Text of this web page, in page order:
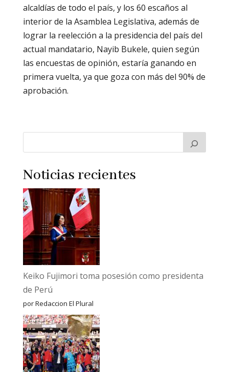
alcaldías de todo el país, y los 60 escaños al
interior de la Asamblea Legislativa, además de
lograr la reelección a la presidencia del país del
actual mandatario, Nayib Bukele, quien según
las encuestas de opinión, estaría ganando en
primera vuelta, ya que goza con más del 90% de
aprobación.
Noticias recientes
Keiko Fujimori toma posesión como presidenta
de Perú
por Redaccion El Plural